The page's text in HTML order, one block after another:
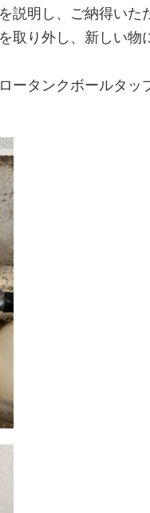
説明し、ご納得いた
取り外し、新しい物
ータンクボールタッ